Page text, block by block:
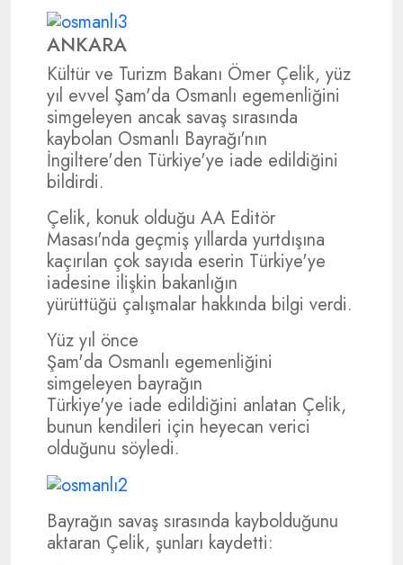
ANKARA
Kültür ve Turizm Bakanı Ömer Çelik, yüz
yıl evvel Şam'da Osmanlı egemenliğini
simgeleyen ancak savaş sırasında
kaybolan Osmanlı Bayrağı'nın
İngiltere'den Türkiye'ye iade edildiğini
bildirdi.
Çelik, konuk olduğu AA Editör
Masası'nda geçmiş yıllarda yurtdışına
kaçırılan çok sayıda eserin Türkiye'ye
iadesine ilişkin bakanlığın
yürüttüğü çalışmalar hakkında bilgi verdi.
Yüz yıl önce
Şam'da Osmanlı egemenliğini
simgeleyen bayrağın
Türkiye'ye iade edildiğini anlatan Çelik,
bunun kendileri için heyecan verici
olduğunu söyledi.
Bayrağın savaş sırasında kaybolduğunu
aktaran Çelik, şunları kaydetti: